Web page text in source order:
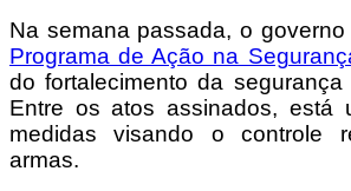
Na semana passada, o governo
Programa de Ação na
do fortalecimento da
Entre os atos assinados, está
medidas visando o controle
armas.